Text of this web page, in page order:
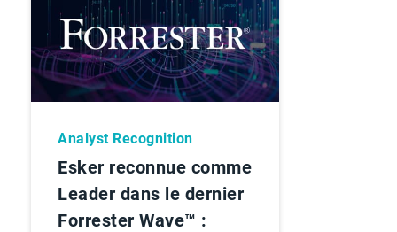
Analyst Recognition
Esker reconnue comme
Leader dans le dernier
Forrester Wave™ :